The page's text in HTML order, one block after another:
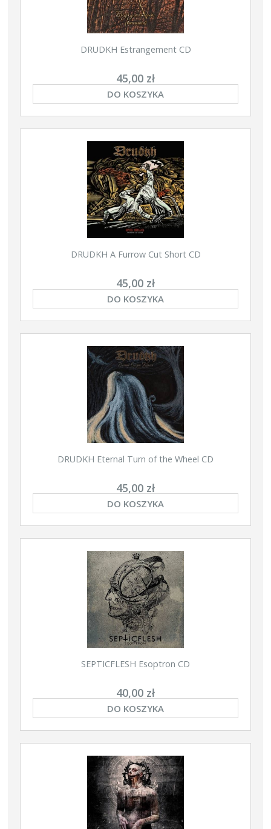
DRUDKH Estrangement CD
45,00 zł
DO KOSZYKA
DRUDKH A Furrow Cut Short CD
45,00 zł
DO KOSZYKA
DRUDKH Eternal Turn of the Wheel CD
45,00 zł
DO KOSZYKA
SEPTICFLESH Esoptron CD
40,00 zł
DO KOSZYKA